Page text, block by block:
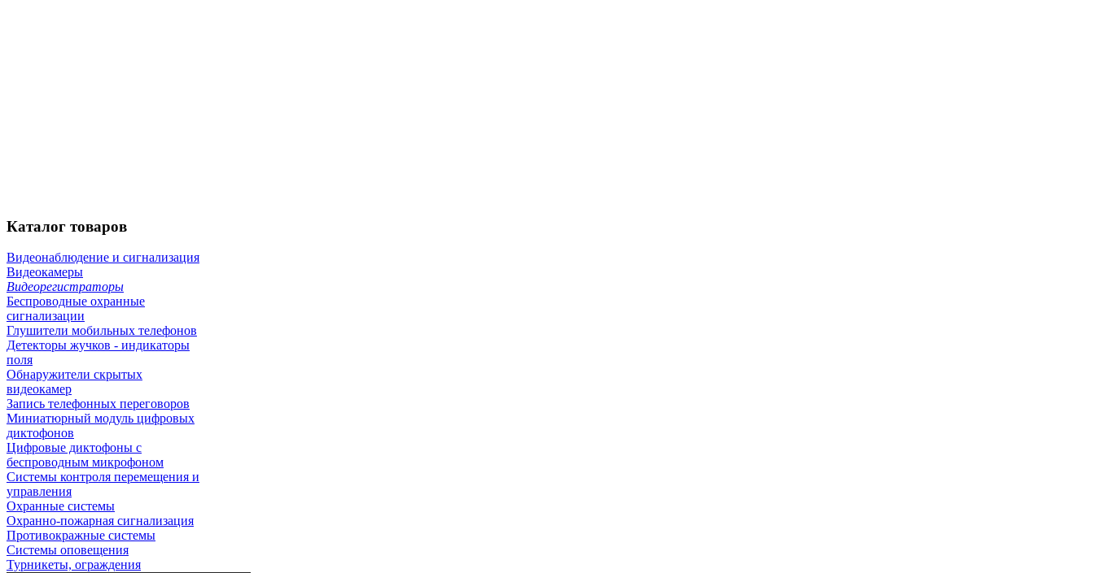
Каталог товаров
Видеонаблюдение и сигнализация
Видеокамеры
Видеорегистраторы
Беспроводные охранные
сигнализации
Глушители мобильных телефонов
Детекторы жучков - индикаторы
поля
Обнаружители скрытых
видеокамер
Запись телефонных переговоров
Миниатюрный модуль цифровых
диктофонов
Цифровые диктофоны с
беспроводным микрофоном
Системы контроля перемещения и
управления
Охранные системы
Охранно-пожарная сигнализация
Противокражные системы
Системы оповещения
Турникеты, ограждения